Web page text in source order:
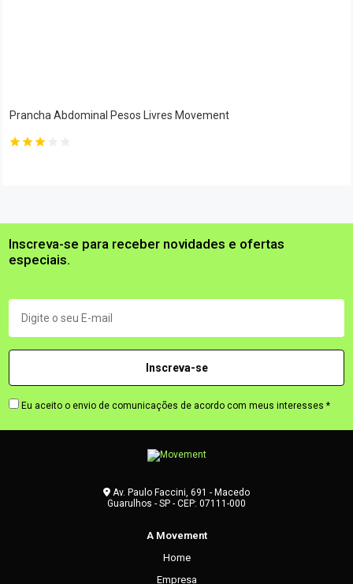
Prancha Abdominal Pesos Livres Movement
Inscreva-se para receber novidades e ofertas
especiais.
Eu aceito o envio de comunicações de acordo com meus interesses *
Av. Paulo Faccini, 691 - Macedo
Guarulhos - SP - CEP: 07111-000
A Movement
Home
Empresa